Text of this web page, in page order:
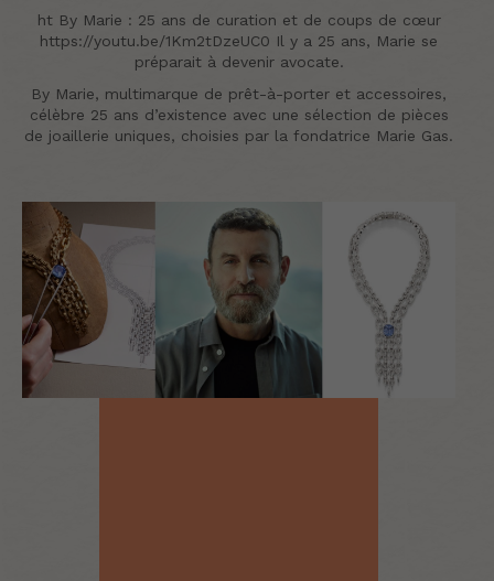
ht By Marie : 25 ans de curation et de coups de cœur
https://youtu.be/1Km2tDzeUC0 Il y a 25 ans, Marie se
préparait à devenir avocate.
By Marie, multimarque de prêt-à-porter et accessoires,
célèbre 25 ans d’existence avec une sélection de pièces
de joaillerie uniques, choisies par la fondatrice Marie Gas.